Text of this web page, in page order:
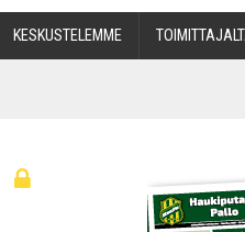
KES­KUS­TE­LEM­ME